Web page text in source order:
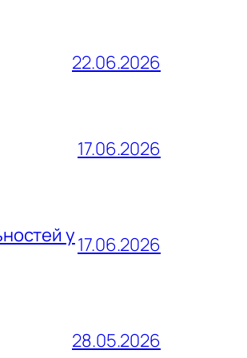
22.06.2026
17.06.2026
у17.06.2026
28.05.2026